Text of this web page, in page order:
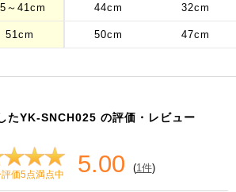
～41cm
51cm
44cm
50cm
32cm
47cm
たYK-SNCH025 の評価・レビュー
価5点満点中 5.00 (1件)